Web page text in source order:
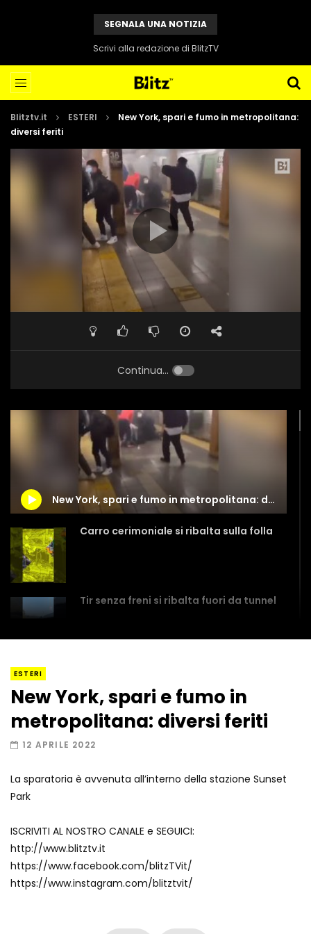
SEGNALA UNA NOTIZIA
Scrivi alla redazione di BlitzTV
Blitztv.it ESTERI
New York, spari e fumo in metropolitana:
diversi feriti
Continua...
New York, spari e fumo in metropolitana: diversi feriti
Carro cerimoniale si ribalta sulla folla
Tir senza freni si ribalta fuori da tunnel
Amiocuggino fa saltare in aria il drone
Due navi USA si scontrano in mare
ESTERI
New York, spari e fumo in
metropolitana: diversi feriti
12 APRILE 2022
La sparatoria è avvenuta all’interno della stazione Sunset
Park
ISCRIVITI AL NOSTRO CANALE e SEGUICI:
http://www.blitztv.it
https://www.facebook.com/blitzTVit/
https://www.instagram.com/blitztvit/